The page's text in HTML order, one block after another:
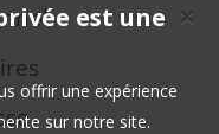
✕
est une
offrir une expérience
sur notre site.